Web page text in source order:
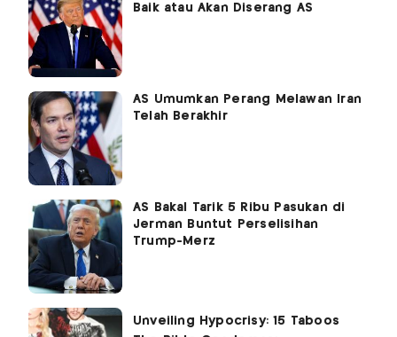
Baik atau Akan Diserang AS
AS Umumkan Perang Melawan Iran
Telah Berakhir
AS Bakal Tarik 5 Ribu Pasukan di
Jerman Buntut Perselisihan
Trump-Merz